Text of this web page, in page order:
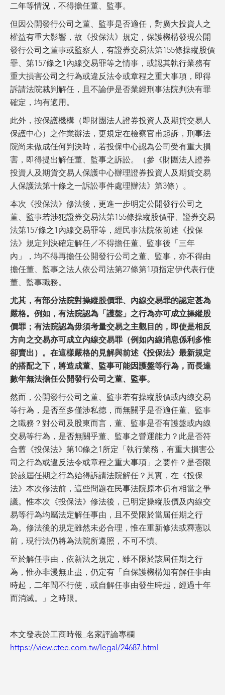
二年等情況，不得擔任董、監事。
但因公開發行公司之董、監事是否適任，對廣大投資人之
權益有重大影響，故《投保法》規定，保護機構發現公開
發行公司之董事或監察人，有證券交易法第155條操縱股價
罪、第157條之1內線交易罪等之情事，或認其執行業務有
重大損害公司之行為或違反法令或章程之重大事項，即得
訴請法院裁判解任，且不論伊是否業經刑事法院判決有罪
確定，均有適用。
此外，按保護機構（即財團法人證券投資人及期貨交易人
保護中心）之作業辦法，更規定在檢察官甫起訴，刑事法
院尚未做成任何判決時，若投保中心認為公司受有重大損
害，即得提出解任董、監事之訴訟。（參《財團法人證券
投資人及期貨交易人保護中心辦理證券投資人及期貨交易
人保護法第十條之一訴訟事件處理辦法》第3條）。
本次《投保法》修法後，更進一步明定公開發行公司之
董、監事若涉犯證券交易法第155條操縱股價罪、證券交易
法第157條之1內線交易罪等，經民事法院依前述《投保
法》規定判決確定解任／不得擔任董、監事後「三年
內」，均不得再擔任公開發行公司之董、監事，亦不得由
擔任董、監事之法人依公司法第27條第1項指定伊代表行使
董、監事職務。
尤其，有部分法院對操縱股價罪、內線交易罪的認定甚為
嚴格。例如，有法院認為「護盤」之行為亦可成立操縱股
價罪；有法院認為毋須考量交易之主觀目的，即使是相反
方向之交易亦可成立內線交易罪（例如內線消息係利多惟
卻賣出）。在這樣嚴格的見解與前述《投保法》最新規定
的搭配之下，將造成董、監事可能因護盤等行為，而長達
數年無法擔任公開發行公司之董、監事。
然而，公開發行公司之董、監事若有操縱股價或內線交易
等行為，是否至多僅涉私德，而無關乎是否適任董、監事
之職務？對公司及股東而言，董、監事是否有護盤或內線
交易等行為，是否無關乎董、監事之營運能力？此是否符
合舊《投保法》第10條之1所定「執行業務，有重大損害公
司之行為或違反法令或章程之重大事項」之要件？是否限
於該屆任期之行為始得訴請法院解任？其實，在《投保
法》本次修法前，這些問題在民事法院原本仍有相當之爭
議。惟本次《投保法》修法後，已明定操縱股價及內線交
易等行為均屬法定解任事由，且不受限於當屆任期之行
為。修法後的規定雖然未必合理，惟在重新修法或釋憲以
前，現行法仍將為法院所遵照，不可不慎。
至於解任事由，依新法之規定，雖不限於該屆任期之行
為，惟亦非漫無止盡，仍定有「自保護機構知有解任事由
時起，二年間不行使，或自解任事由發生時起，經過十年
而消滅。」之時限。
本文發表於工商時報_名家評論專欄
https://view.ctee.com.tw/legal/24687.html